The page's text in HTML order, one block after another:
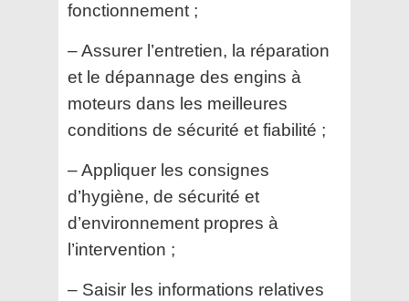
fonctionnement ;
– Assurer l’entretien, la réparation
et le dépannage des engins à
moteurs dans les meilleures
conditions de sécurité et fiabilité ;
– Appliquer les consignes
d’hygiène, de sécurité et
d’environnement propres à
l’intervention ;
– Saisir les informations relatives